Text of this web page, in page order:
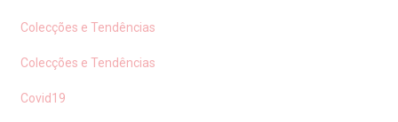
Colecções e Tendências
Colecções e Tendências
Covid19